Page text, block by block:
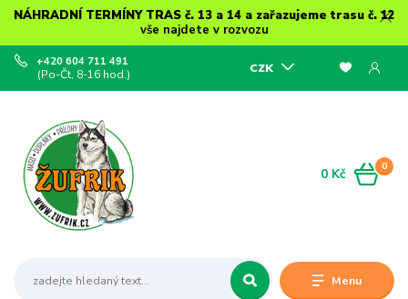
NÁHRADNÍ TERMÍNY TRAS č. 13 a 14 a zařazujeme trasu č. 12
vše najdete v rozvozu
Menu
CZK
+420 604 711 491
(Po-Čt, 8-16 hod.)
0
0 Kč